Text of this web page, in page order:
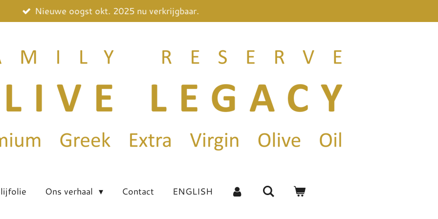
Nieuwe oogst okt. 2025 nu verkrijgbaar.
Ons verhaal Contact ENGLISH